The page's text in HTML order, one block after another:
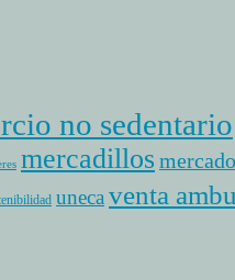
no sedentario
mercadillos
unecaventa